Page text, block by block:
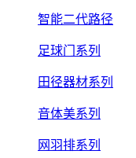
智能二代路径
足球门系列
田径器材系列
音体美系列
网羽排系列